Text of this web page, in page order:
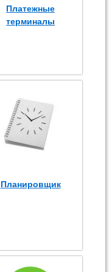
Платежные
терминалы
Планировщик